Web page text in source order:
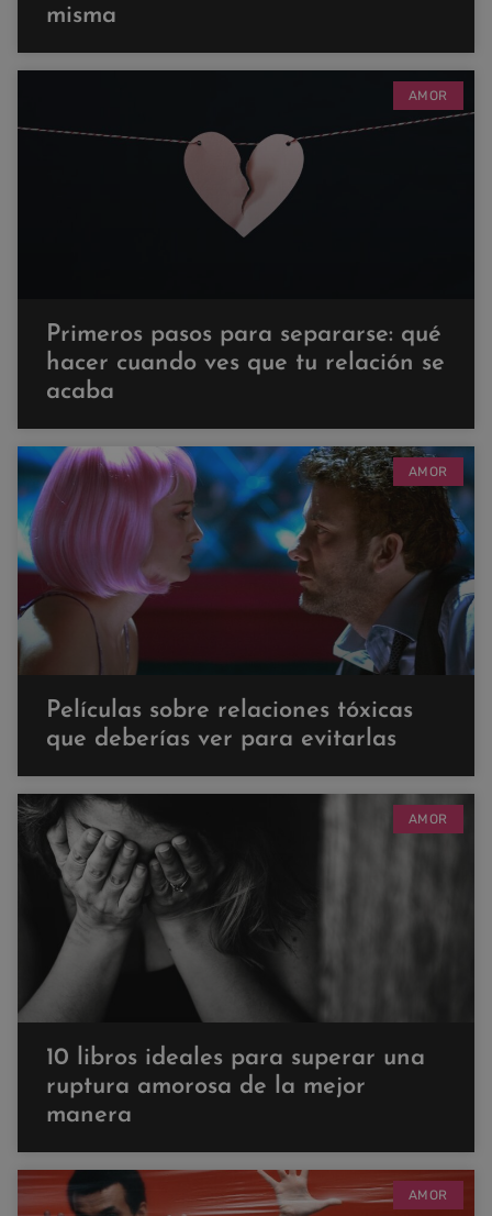
misma
AMOR
Primeros pasos para separarse: qué
hacer cuando ves que tu relación se
acaba
AMOR
Películas sobre relaciones tóxicas
que deberías ver para evitarlas
AMOR
10 libros ideales para superar una
ruptura amorosa de la mejor
manera
AMOR